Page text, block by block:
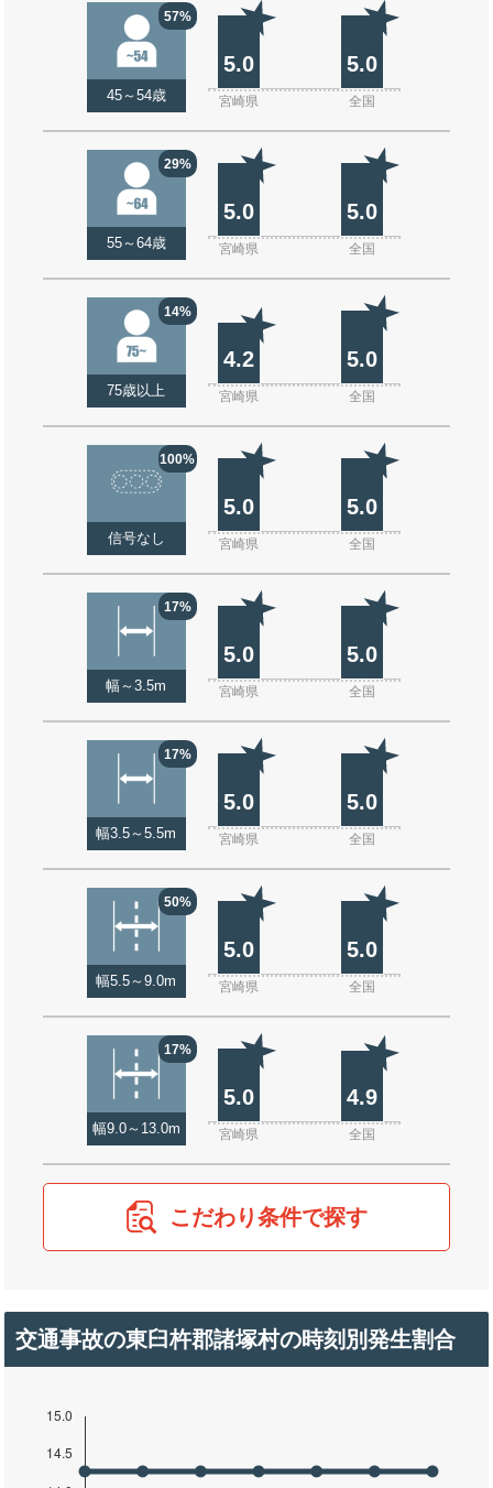
57%
45～54歳
5.0 5.0
宮崎県 全国
29%
55～64歳
5.0 5.0
宮崎県 全国
14%
75歳以上
4.2 5.0
宮崎県 全国
100%
信号なし
5.0 5.0
宮崎県 全国
17%
幅～3.5m
5.0 5.0
宮崎県 全国
17%
幅3.5～5.5m
5.0 5.0
宮崎県 全国
50%
幅5.5～9.0m
5.0 5.0
宮崎県 全国
17%
幅9.0～13.0m
5.0 4.9
宮崎県 全国
こだわり条件で探す
交通事故の東臼杵郡諸塚村の時刻別発生割合